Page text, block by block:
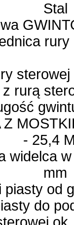
Stal
rury
rurą
- 25,4
widelca
mm
piasty od
do